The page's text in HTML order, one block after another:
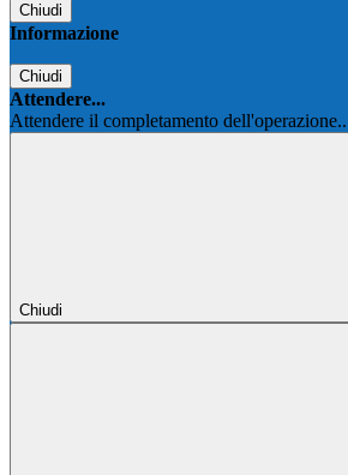
Chiudi
Informazione
Chiudi
Attendere...
Attendere il completamento
Chiudi